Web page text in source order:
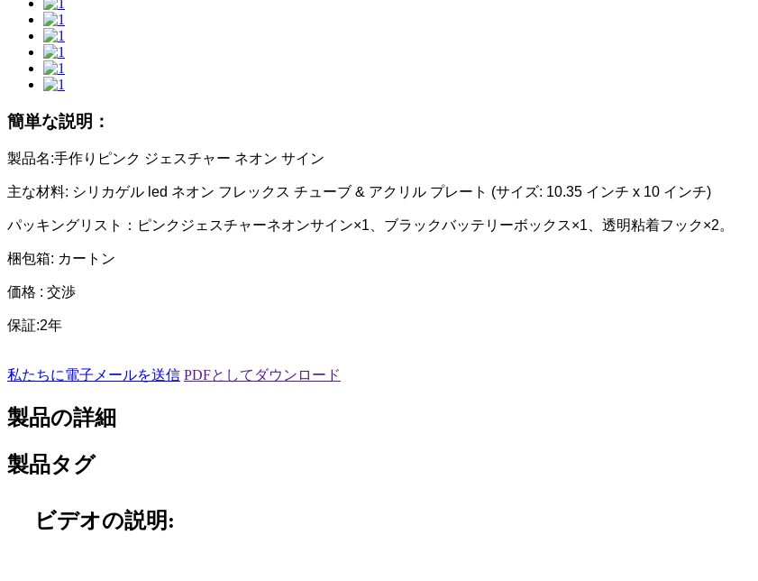
簡単な説明：
製品名:手作りピンク ジェスチャー ネオン サイン
主な材料: シリカゲル led ネオン フレックス チューブ & アクリル プレート (サイズ: 10.35 インチ x 10 インチ)
パッキングリスト：ピンクジェスチャーネオンサイン×1、ブラックバッテリーボックス×1、透明粘着フック×2。
梱包箱: カートン
価格 : 交渉
保証:2年
私たちに電子メールを送信 PDFとしてダウンロード
製品の詳細
製品タグ
ビデオの説明: